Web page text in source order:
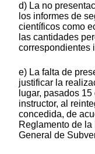
d) La no
los informes de
científicos como
las cantidades
correspondientes
e) La falta de
justificar la
lugar, pasados
instructor, al
concedida, de
Reglamento de
General de